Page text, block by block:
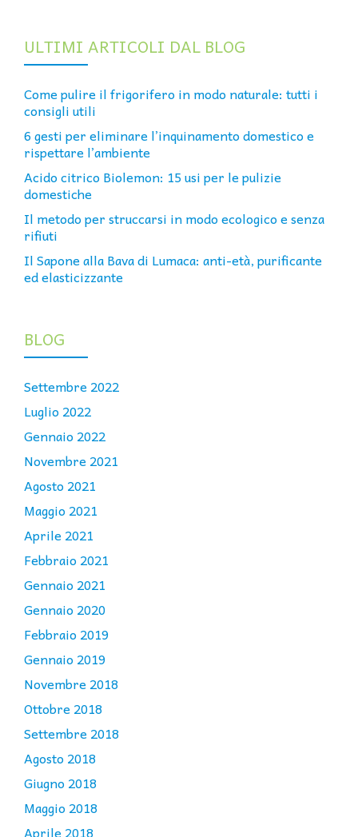
ULTIMI ARTICOLI DAL BLOG
Come pulire il frigorifero in modo naturale: tutti i
consigli utili
6 gesti per eliminare l’inquinamento domestico e
rispettare l’ambiente
Acido citrico Biolemon: 15 usi per le pulizie
domestiche
Il metodo per struccarsi in modo ecologico e senza
rifiuti
Il Sapone alla Bava di Lumaca: anti-età, purificante
ed elasticizzante
BLOG
Settembre 2022
Luglio 2022
Gennaio 2022
Novembre 2021
Agosto 2021
Maggio 2021
Aprile 2021
Febbraio 2021
Gennaio 2021
Gennaio 2020
Febbraio 2019
Gennaio 2019
Novembre 2018
Ottobre 2018
Settembre 2018
Agosto 2018
Giugno 2018
Maggio 2018
Aprile 2018